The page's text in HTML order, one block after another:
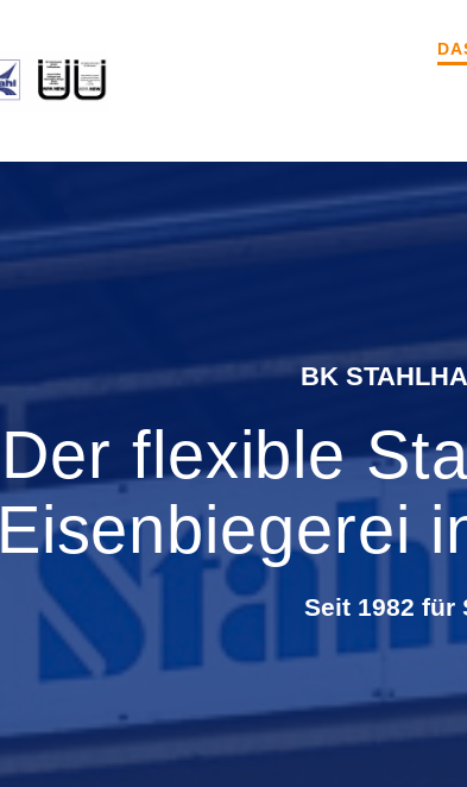
BK
Der flexible
Eisenbiegerei
Seit 1982 für